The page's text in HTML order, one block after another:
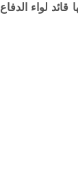
قائد لواء الدفاع